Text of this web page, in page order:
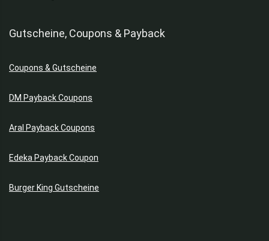
Gutscheine, Coupons & Payback
Coupons & Gutscheine
DM Payback Coupons
Aral Payback Coupons
Edeka Payback Coupon
Burger King Gutscheine